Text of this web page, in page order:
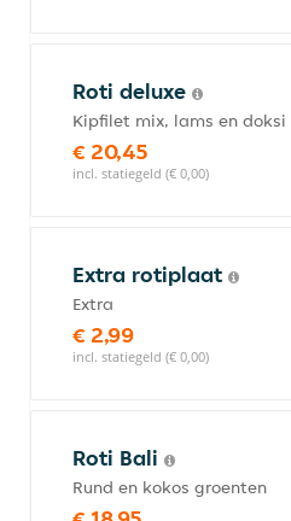
Roti deluxe
Kipfilet mix, lams en doksi
€ 20,45
incl. statiegeld (€ 0,00)
Extra rotiplaat
Extra
€ 2,99
incl. statiegeld (€ 0,00)
Roti Bali
Rund en kokos groenten